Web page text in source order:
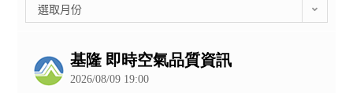
整
選取月份